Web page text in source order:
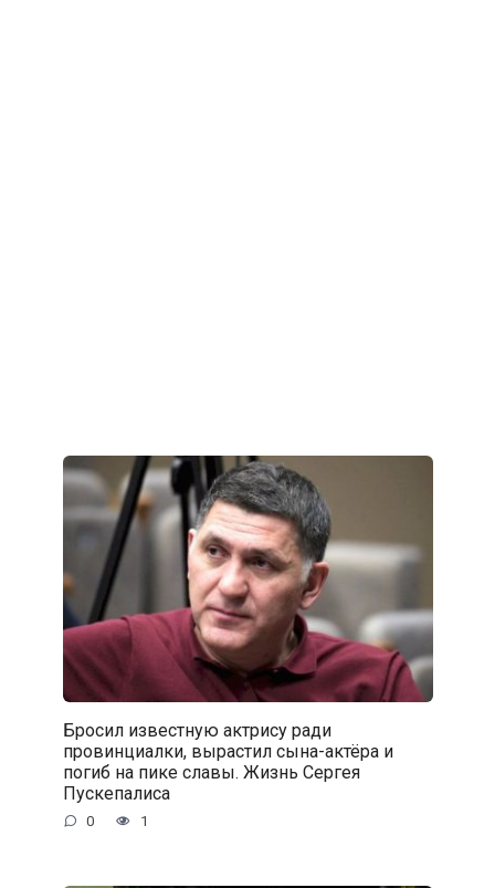
Бросил известную актрису ради
провинциалки, вырастил сына-актёра и
погиб на пике славы. Жизнь Сергея
Пускепалиса
0 1